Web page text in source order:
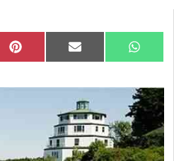
Compartir
en
Pinterest Compartir
en
Email
en